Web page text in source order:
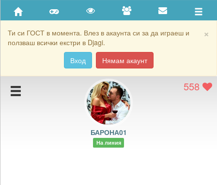
×
Ти си ГОСТ в момента. Влез в акаунта си за да играеш и
ползваш всички екстри в Djagi.
Вход
Нямам акаунт
Приятели
Хронология на игри
Подаръците на БАРОНА01
Картичките на БАРОНА01
558
БАРОНА01
На линия